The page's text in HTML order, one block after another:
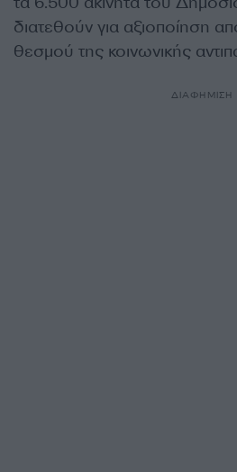
διατεθούν για αξιοποίηση
θεσμού της κοινωνικής
ΔΙΑΦΗΜΙΣΗ